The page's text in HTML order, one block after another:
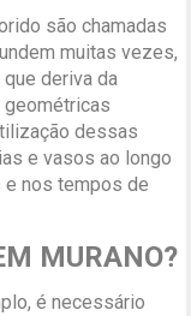
são chamadas
muitas vezes,
deriva da
dessas
e vasos ao longo
e nos tempos de
MURANO?
é necessário